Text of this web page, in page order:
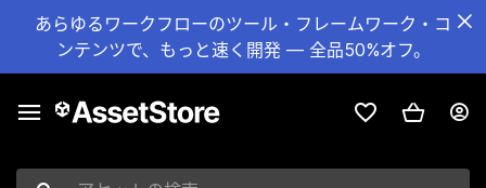
あらゆるワークフローのツール・フレームワーク・コ
ンテンツで、もっと速く開発 — 全品50%オフ。